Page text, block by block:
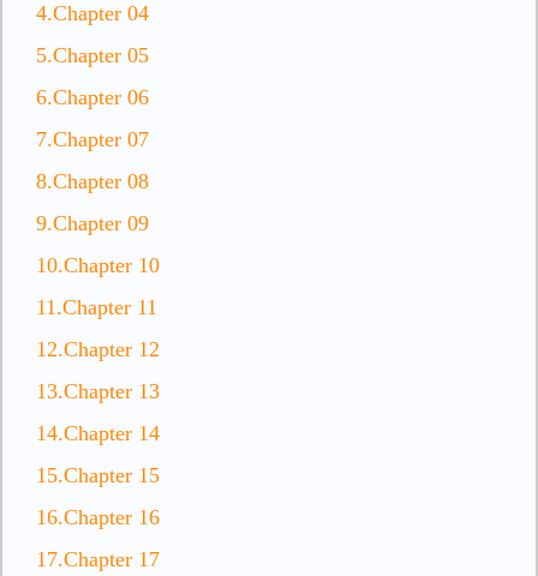
4.Chapter 04
5.Chapter 05
6.Chapter 06
7.Chapter 07
8.Chapter 08
9.Chapter 09
10.Chapter 10
11.Chapter 11
12.Chapter 12
13.Chapter 13
14.Chapter 14
15.Chapter 15
16.Chapter 16
17.Chapter 17